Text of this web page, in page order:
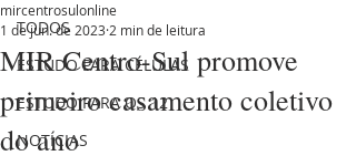
TODOS
ESTUDO PARA CÉLULAS
ESTUDO PARA OS 12
NOTÍCIAS
MIR Centro-Sul promove
primeiro casamento coletivo
do ano
mircentrosulonline
1 de jun. de 2023 2 min de leitura